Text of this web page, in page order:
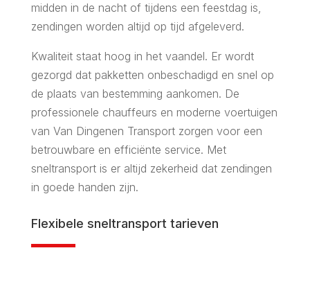
midden in de nacht of tijdens een feestdag is,
zendingen worden altijd op tijd afgeleverd.
Kwaliteit staat hoog in het vaandel. Er wordt
gezorgd dat pakketten onbeschadigd en snel op
de plaats van bestemming aankomen. De
professionele chauffeurs en moderne voertuigen
van Van Dingenen Transport zorgen voor een
betrouwbare en efficiënte service. Met
sneltransport is er altijd zekerheid dat zendingen
in goede handen zijn.
Flexibele sneltransport tarieven